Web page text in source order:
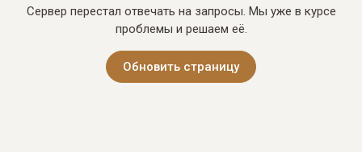
Сервер перестал отвечать на запросы. Мы уже в курсе
проблемы и решаем её.
Обновить страницу